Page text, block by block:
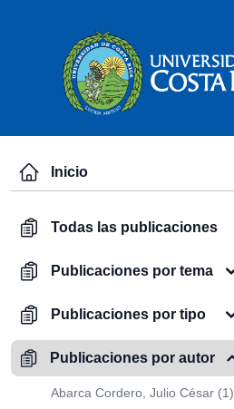
Inicio
Todas las publicaciones
Publicaciones por tema
Publicaciones por tipo
Publicaciones por autor
Abarca Cordero, Julio César (1)